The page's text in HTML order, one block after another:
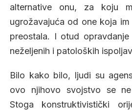
alternative onu, za koju
ugrožavajuća od one koja
preostala. I otud
neželjenih i patoloških
Bilo kako bilo, ljudi su
ovo njihovo svojstvo se ne
Stoga konstruktivistički